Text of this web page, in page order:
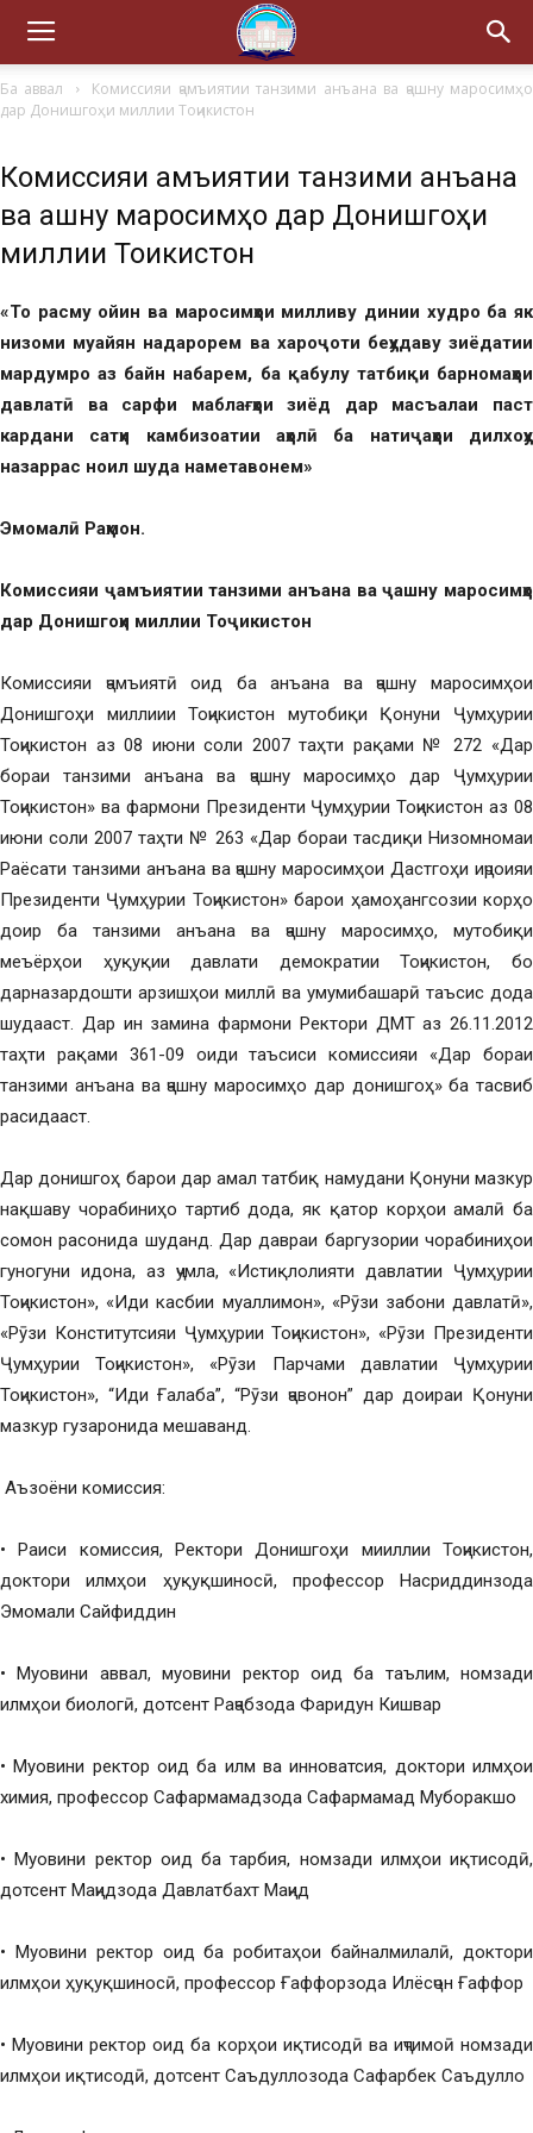
Ба аввал
Комиссияи ҷамъиятии танзими анъана ва ҷашну маросимҳо
дар Донишгоҳи миллии Тоҷикистон
Комиссияи ҷамъиятии танзими анъана
ва ҷашну маросимҳо дар Донишгоҳи
миллии Тоҷикистон
«То расму ойин ва маросимҳои милливу динии худро ба як
низоми муайян надарорем ва хароҷоти беҳудаву зиёдатии
мардумро аз байн набарем, ба қабулу татбиқи барномаҳои
давлатӣ ва сарфи маблағҳои зиёд дар масъалаи паст
кардани сатҳи камбизоатии аҳолӣ ба натиҷаҳои дилхоҳу
назаррас ноил шуда наметавонем»
Эмомалӣ Раҳмон.
Комиссияи ҷамъиятии танзими анъана ва ҷашну маросимҳо
дар Донишгоҳи миллии Тоҷикистон
Комиссияи ҷамъиятӣ оид ба анъана ва ҷашну маросимҳои
Донишгоҳи миллиии Тоҷикистон мутобиқи Қонуни Ҷумҳурии
Тоҷикистон аз 08 июни соли 2007 таҳти рақами № 272 «Дар
бораи танзими анъана ва ҷашну маросимҳо дар Ҷумҳурии
Тоҷикистон» ва фармони Президенти Ҷумҳурии Тоҷикистон аз 08
июни соли 2007 таҳти № 263 «Дар бораи тасдиқи Низомномаи
Раёсати танзими анъана ва ҷашну маросимҳои Дастгоҳи иҷроияи
Президенти Ҷумҳурии Тоҷикистон» барои ҳамоҳангсозии корҳо
доир ба танзими анъана ва ҷашну маросимҳо, мутобиқи
меъёрҳои ҳуқуқии давлати демократии Тоҷикистон, бо
дарназардошти арзишҳои миллӣ ва умумибашарӣ таъсис дода
шудааст. Дар ин замина фармони Ректори ДМТ аз 26.11.2012
таҳти рақами 361-09 оиди таъсиси комиссияи «Дар бораи
танзими анъана ва ҷашну маросимҳо дар донишгоҳ» ба тасвиб
расидааст.
Дар донишгоҳ барои дар амал татбиқ намудани Қонуни мазкур
нақшаву чорабиниҳо тартиб дода, як қатор корҳои амалӣ ба
сомон расонида шуданд. Дар давраи баргузории чорабиниҳои
гуногуни идона, аз ҷумла, «Истиқлолияти давлатии Ҷумҳурии
Тоҷикистон», «Иди касбии муаллимон», «Рӯзи забони давлатӣ»,
«Рӯзи Конститутсияи Ҷумҳурии Тоҷикистон», «Рӯзи Президенти
Ҷумҳурии Тоҷикистон», «Рӯзи Парчами давлатии Ҷумҳурии
Тоҷикистон», “Иди Ғалаба”, “Рӯзи ҷавонон” дар доираи Қонуни
мазкур гузаронида мешаванд.
Аъзоёни комиссия:
• Раиси комиссия, Ректори Донишгоҳи мииллии Тоҷикистон,
доктори илмҳои ҳуқуқшиносӣ, профессор Насриддинзода
Эмомали Сайфиддин
• Муовини аввал, муовини ректор оид ба таълим, номзади
илмҳои биологӣ, дотсент Раҷабзода Фаридун Кишвар
• Муовини ректор оид ба илм ва инноватсия, доктори илмҳои
химия, профессор Сафармамадзода Сафармамад Муборакшо
• Муовини ректор оид ба тарбия, номзади илмҳои иқтисодӣ,
дотсент Маҷидзода Давлатбахт Маҷид
• Муовини ректор оид ба робитаҳои байналмилалӣ, доктори
илмҳои ҳуқуқшиносӣ, профессор Ғаффорзода Илёсҷон Ғаффор
• Муовини ректор оид ба корҳои иқтисодӣ ва иҷтимоӣ номзади
илмҳои иқтисодӣ, дотсент Саъдуллозода Сафарбек Саъдулло